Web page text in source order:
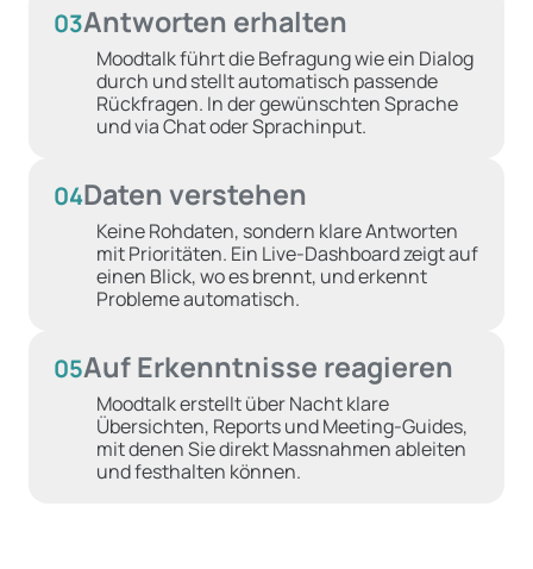
03Antworten erhalten
Moodtalk führt die Befragung wie ein Dialog
durch und stellt automatisch passende
Rückfragen. In der gewünschten Sprache
und via Chat oder Sprachinput.
04Daten verstehen
Keine Rohdaten, sondern klare Antworten
mit Prioritäten. Ein Live-Dashboard zeigt auf
einen Blick, wo es brennt, und erkennt
Probleme automatisch.
05Auf Erkenntnisse reagieren
Moodtalk erstellt über Nacht klare
Übersichten, Reports und Meeting-Guides,
mit denen Sie direkt Massnahmen ableiten
und festhalten können.